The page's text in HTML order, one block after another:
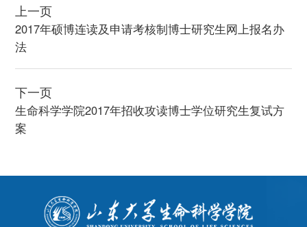
上一页
2017年硕博连读及申请考核制博士研究生网上报名办
法
下一页
生命科学学院2017年招收攻读博士学位研究生复试方
案